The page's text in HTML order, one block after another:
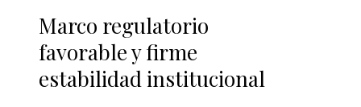
Marco regulatorio
favorable y firme
estabilidad institucional